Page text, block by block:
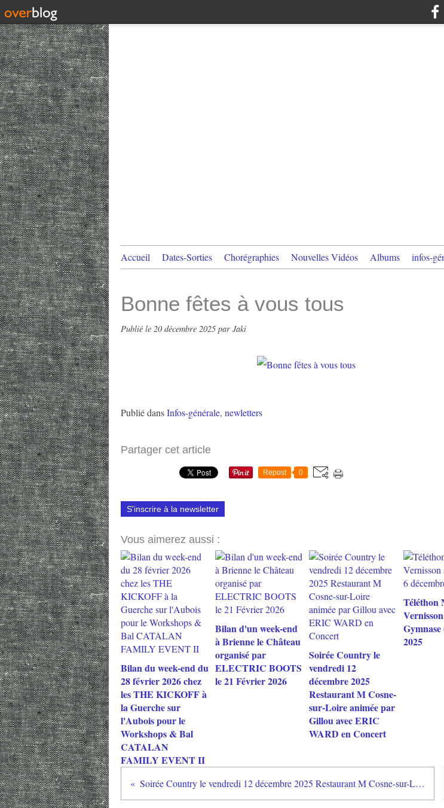
Accueil Dates-Sorties Chorégraphies Nouvelles Vidéos Albums infos-
Bonne fêtes à vous tous
Publié le 20 décembre 2025 par Jaki
Publié dansInfos-générale, newletters
Partager cet article
Repost 0
S'inscrire à la newsletter
Vous aimerez aussi :
Bilan du week-end du
28 février 2026 chez
les THE KICKOFF à
la Guerche sur
l'Aubois pour le
Workshops & Bal
CATALAN
FAMILY EVENT II
Bilan d'un week-end
à Brienne le Château
organisé par
ELECTRIC BOOTS
le 21 Février 2026
Soirée Country le
vendredi 12
décembre 2025
Restaurant M Cosne-
sur-Loire animée par
Gillou avec ERIC
WARD en Concert
Téléthon
2025
Soirée Country le vendredi 12 décembre 2025 Restaurant M Cosne-sur-Loire animée par Gillou avec ERIC WARD en Concert